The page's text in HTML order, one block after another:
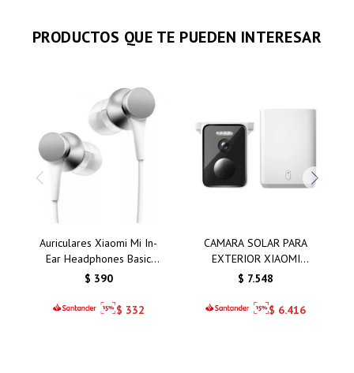
PRODUCTOS QUE TE PUEDEN INTERESAR
Auriculares Xiaomi Mi In-
Ear Headphones Basic
Silver/Plata: Calidad de
Inigualable
$ 390
$ 332
CAMARA SOLAR PARA
EXTERIOR XIAOMI
BW400 PRO SET
$ 7.548
$ 6.416